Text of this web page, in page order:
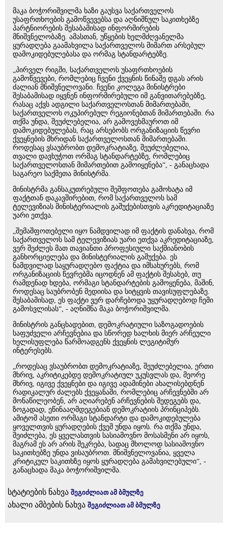
მაკა ბოჭორიშვილმა ხაზი გაუსვა საქართველოს
უსაფრთხოების გამოწვევებსა და აღნიშნულ საკითხებზე
პარტნიორების შესაბამისად ინფორმირების
მნიშვნელობაზე. ამასთან, უწყების ხელმძღვანელმა
ყურადღება გაამახვილა საქართველოს მიმართ არსებულ
დამოკიდებულებასა და ორმაგ სტანდარტებზე.
„პირველ რიგში, საქართველოს უსაფრთხოების
გამოწვევები, რომლებიც ჩვენი ქვეყნის წინაშე დგას არის
ძალიან მნიშვნელოვანი. ჩვენი კოლეგა მინისტრები
შესაბამისად იყვნენ ინფორმირებული იმ განვითარებებზე,
რასაც აქვს ადგილი საქართველოსთან მიმართებაში,
საქართველოს ოკუპირებულ რეგიონებთან მიმართებაში. რა
თქმა უნდა, შეუძლებელია, არ გამოვეხმაუროთ იმ
დამოკიდებულებას, რაც არსებობს ორგანიზაციის წევრი
ქვეყნების მხრიდან საქართველოსთან მიმართებაში.
როდესაც ვსაუბრობთ დემოკრატიაზე, შეუძლებელია,
თვალი დავხუჭოთ ორმაგ სტანდარტებზე, რომლებიც
საქართველოსთან მიმართებით გამოიყენება“, - განაცხადა
საგარეო საქმეთა მინისტრმა.
მინისტრმა განსაკუთრებული შეშფოთება გამოხატა იმ
ფაქტთან დაკავშირებით, რომ საქართველოს სამ
ტელევიზიას მინისტერიალის გაშუქებისთვის აკრედიტაციაზე
უარი ეთქვა.
„შემაშფოთებელი იყო ნამდვილად იმ ფაქტის დანახვა, რომ
საქართველოს სამ ტელევიზიას უარი ეთქვა აკრედიტაციაზე,
ვერ შეძლეს მათ თავიანთი პროფესიული საქმიანობის
განხორციელება და მინისტერიალის გაშუქება. ეს
ნამდვილად საყურადღებო ფაქტია და იმსახურებს, რომ
ორგანიზაციის წევრებმა იცოდნენ ამ ფაქტის შესახებ, თუ
რამდენად ხდება, ორმაგი სტანდარტების გამოყენება, მაშინ,
როდესაც საუბრობენ მედიისა და სიტყვის თავისუფლებაზე.
შესაბამისად, ეს ფაქტი ვერ დარჩებოდა უყურადღებოდ ჩემი
გამოსვლისას“, - აღნიშნა მაკა ბოჭორიშვილმა.
მინისტრის განცხადებით, დემოკრატიული საზოგადოების
საფუძველი არჩევნებია და სწორედ ხალხის მიერ არჩეული
ხელისუფლება წარმოადგენს ქვეყნის ლეგიტიმურ
ინტერესებს.
„როდესაც ვსაუბრობთ დემოკრატიაზე, შეუძლებელია, ერთი
მხრივ, აკრიტიკებდე დემოკრატიულ უკუსვლას და, მეორე
მხრივ, იგივე ქვეყნები და იგივე ადამინები ახალისებდნენ
რადიკალურ ძალებს ქვეყანაში, რომლებიც არჩევნებში არ
მონაწილეობენ, არ აღიარებენ არჩევნების შედეგებს და,
ზოგადად, ეწინააღმდეგებიან დემოკრატიის პრინციპებს.
ამიტომ ასეთი ორმაგი სტანდარტი და დამოკიდებულება
ყოველთვის ყურადღების ქვეშ უნდა იყოს. რა თქმა უნდა,
შეიძლება, ეს ყველასთვის სასიამოვნო მოსასმენი არ იყოს,
მაგრამ ეს არ არის შეკრება, სადაც მხოლოდ სასიამოვნო
საკითხებზე უნდა ვისაუბროთ. მნიშვნელოვანია, ყველა
კრიტიკულ საკითხზე იყოს ყურადღება გამახვილებული“, -
განაცხადა მაკა ბოჭორიშვილმა.
სტატიების ნახვა შეგიძლიათ ამ ბმულზე
ახალი ამბების ნახვა შეგიძლიათ ამ ბმულზე